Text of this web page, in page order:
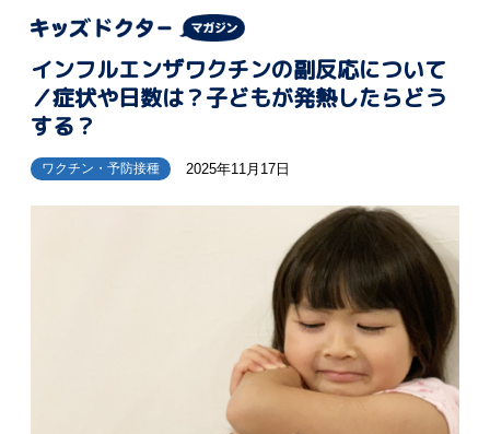
インフルエンザワクチンの副反応について
／症状や日数は？子どもが発熱したらどう
する？
ワクチン・予防接種 2025年11月17日